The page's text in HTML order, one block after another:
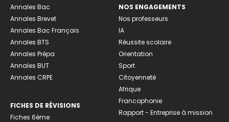
Annales Bac
Annales Brevet
Annales Bac Français
Annales BTS
Annales Prépa
Annales BUT
Annales CRPE
FICHES DE RÉVISIONS
Fiches 6ème
NOS ENGAGEMENTS
Nos professeurs
IA
Réussite scolaire
Orientation
Sport
Citoyenneté
Afrique
Francophonie
Rapport - Entreprise à mission